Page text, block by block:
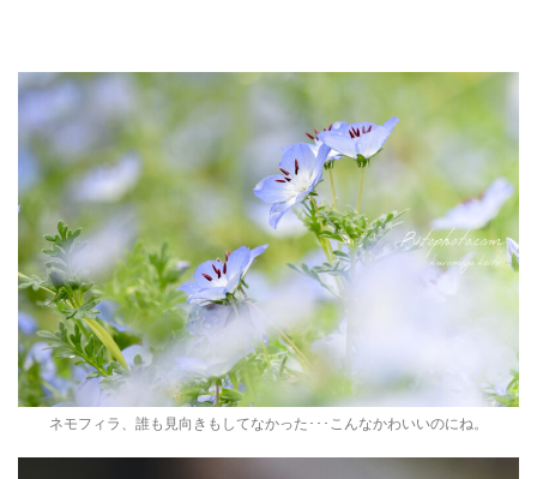
ネモフィラ、誰も見向きもしてなかった･･･こんなかわいいのにね。